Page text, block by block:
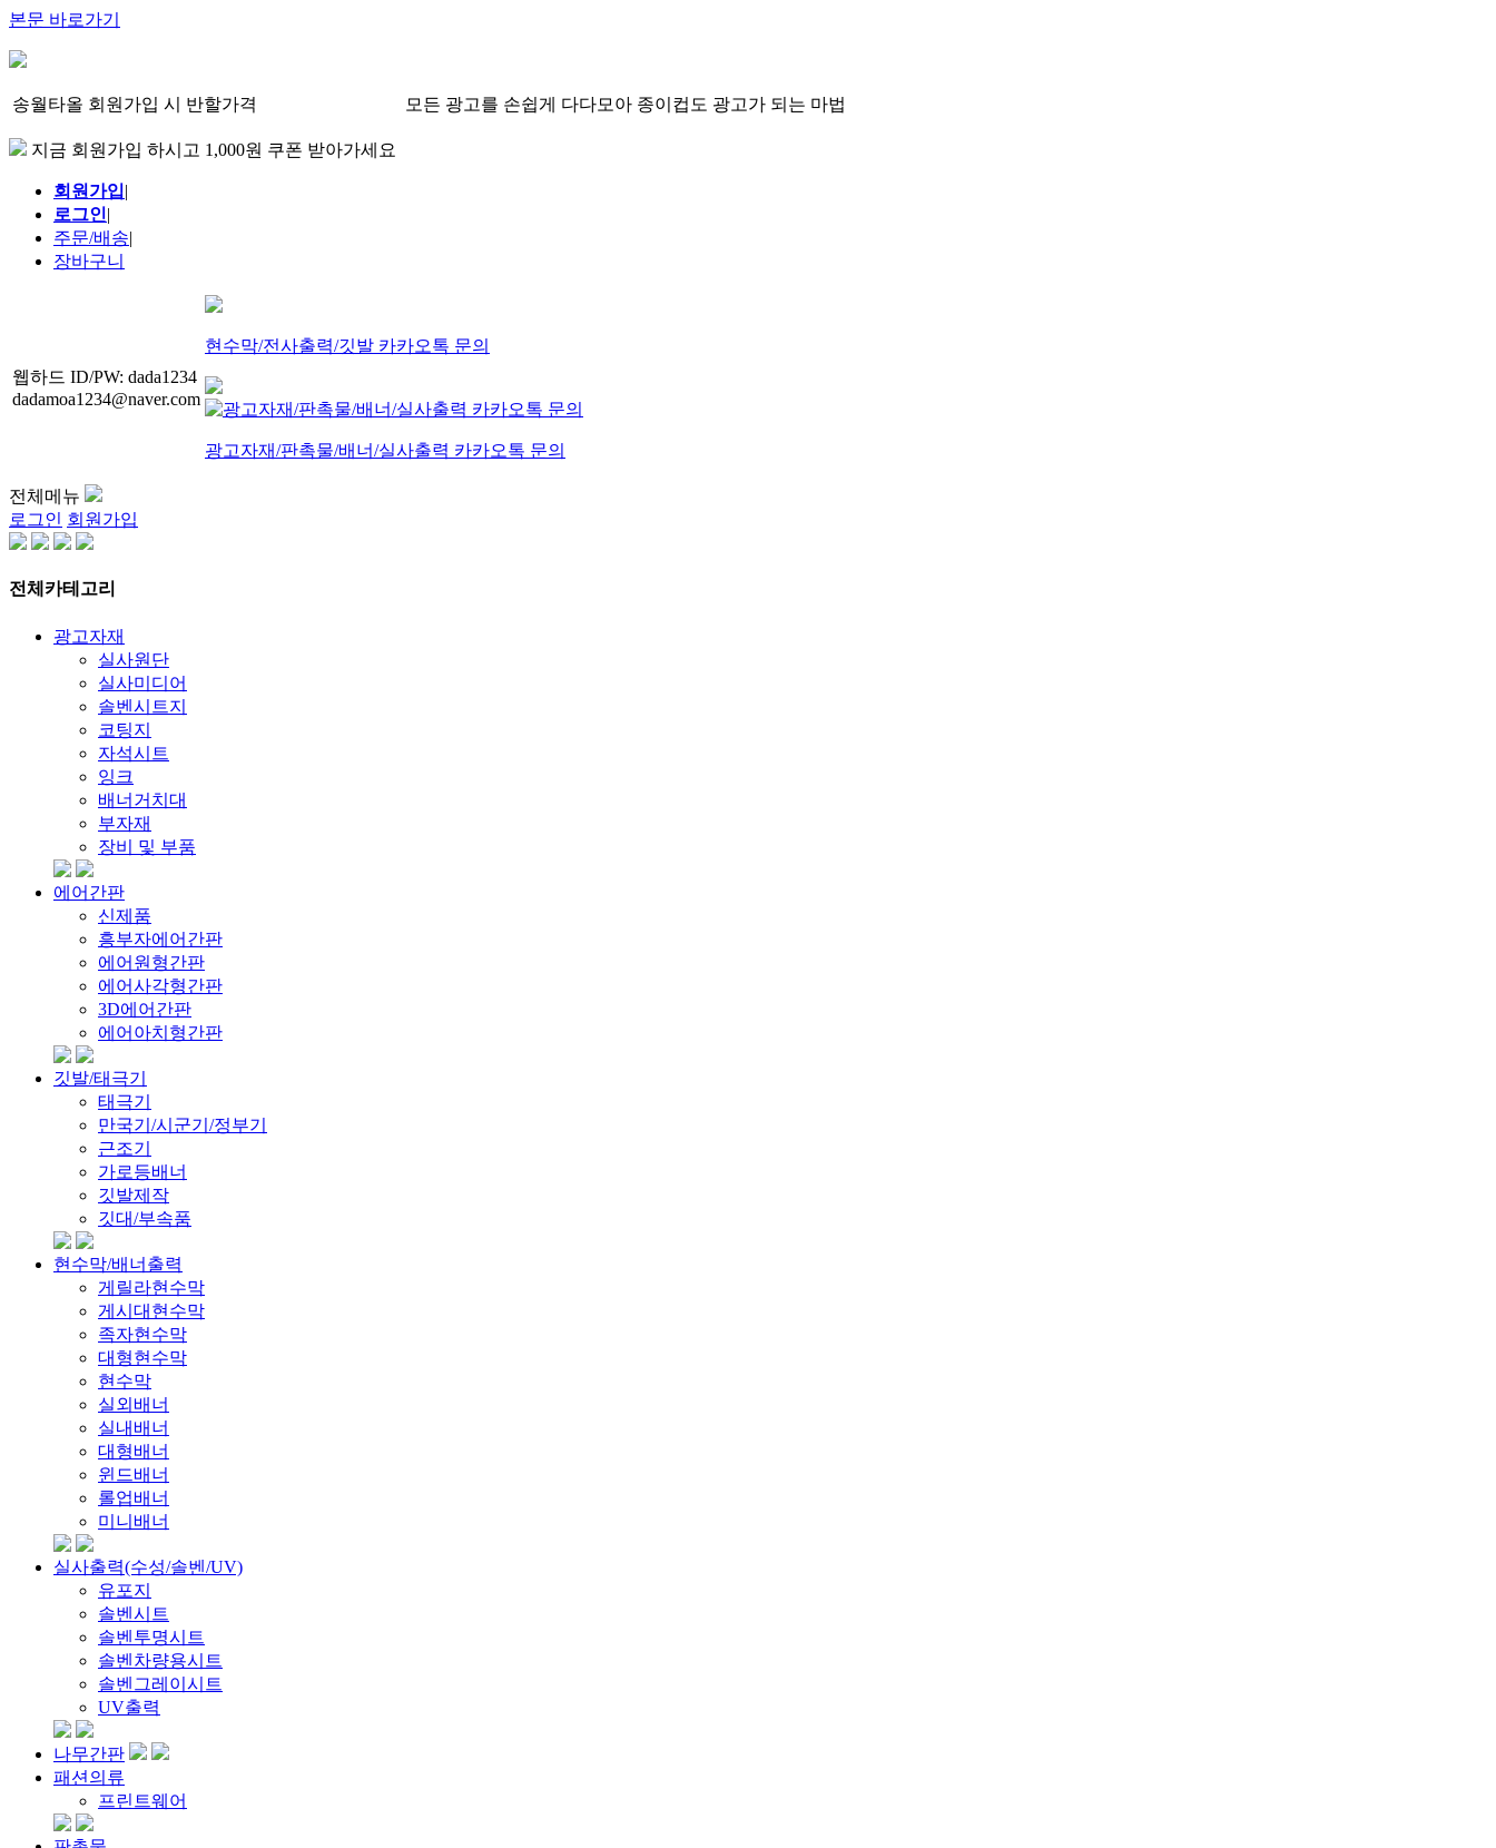
본문 바로가기
송월타올 회원가입 시 반할가격 모든 광고를 손쉽게 다다모아 종이컵도 광고가 되는 마법
지금 회원가입 하시고 1,000원 쿠폰 받아가세요
회원가입|
로그인|
주문/배송|
장바구니
웹하드 ID/PW: dada1234
dadamoa1234@naver.com
현수막/전사출력/깃발 카카오톡 문의
광고자재/판촉물/배너/실사출력 카카오톡 문의
전체메뉴
로그인 회원가입
전체카테고리
광고자재
실사원단
실사미디어
솔벤시트지
코팅지
자석시트
잉크
배너거치대
부자재
장비 및 부품
에어간판
신제품
흥부자에어간판
에어원형간판
에어사각형간판
3D에어간판
에어아치형간판
깃발/태극기
태극기
만국기/시군기/정부기
근조기
가로등배너
깃발제작
깃대/부속품
현수막/배너출력
게릴라현수막
게시대현수막
족자현수막
대형현수막
현수막
실외배너
실내배너
대형배너
윈드배너
롤업배너
미니배너
실사출력(수성/솔벤/UV)
유포지
솔벤시트
솔벤투명시트
솔벤차량용시트
솔벤그레이시트
UV출력
나무간판
패션의류
프린트웨어